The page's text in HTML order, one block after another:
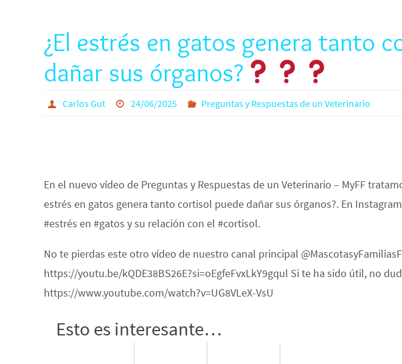
¿El estrés en gatos genera tanto
dañar sus órganos?
Carlos Gut 24/06/2025 Preguntas y Respuestas de un Veterinario
En el nuevo vídeo de Preguntas y Respuestas de un Veterinario – MyFF
estrés en gatos genera tanto cortisol puede dañar sus órganos?. En
#estrés en #gatos y su relación con el #cortisol.
No te pierdas este otro vídeo de nuestro canal principal
https://youtu.be/kQDE38BS26E?si=oEgfeFvxLkY9gqul Si te ha sido útil, no
https://www.youtube.com/watch?v=UG8VLeX-VsU
Esto es interesante…